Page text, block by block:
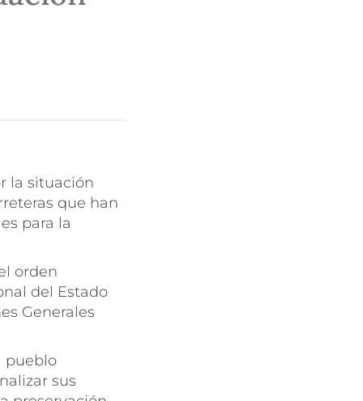
la situación
que han
para la
orden
del Estado
Generales
pueblo
sus